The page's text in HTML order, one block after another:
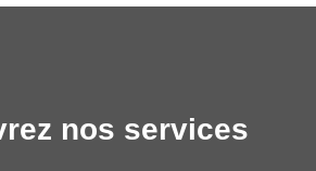
nos services